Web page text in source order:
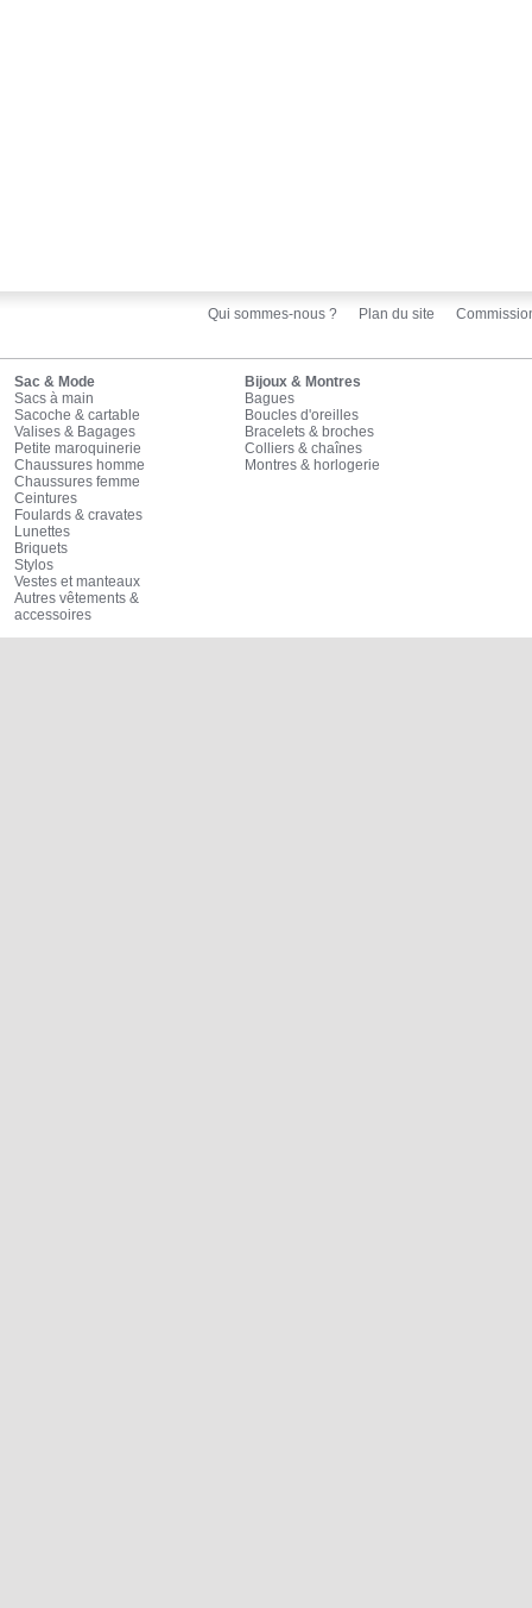
Qui sommes-nous ? Plan du site
Sac & Mode
Sacs à main
Sacoche & cartable
Valises & Bagages
Petite maroquinerie
Chaussures homme
Chaussures femme
Ceintures
Foulards & cravates
Lunettes
Briquets
Stylos
Vestes et manteaux
Autres vêtements &
accessoires
Bijoux & Montres
Bagues
Boucles d'oreilles
Bracelets & broches
Colliers & chaînes
Montres & horlogerie